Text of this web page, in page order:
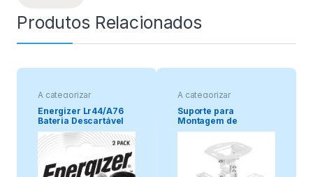
Produtos Relacionados
A categorizar
Energizer Lr44/A76
Bateria Descartável
Sr44 Alcal.
A categorizar
Suporte para
Montagem de
Projetores com